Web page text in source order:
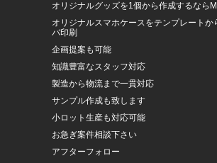
オリジナルグッズを1個から作成するなら
オリジナルスマホケースをテンプレートか
バ印刷
企画提案も可能
知識豊富なスタッフ対応
製造から物流まで一貫対応
サンプル作成も致します
小ロット生産も対応可能
お急ぎ案件相談下さい
アフターフォロー